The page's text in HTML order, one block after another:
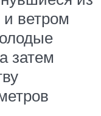
ветром
затем